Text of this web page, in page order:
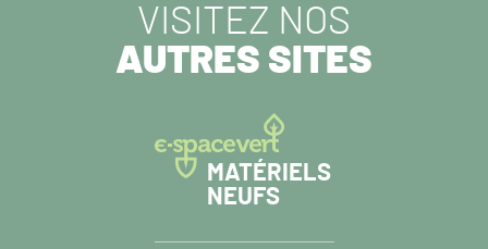
VISITEZ NOS
AUTRES SITES
MATÉRIELS
NEUFS